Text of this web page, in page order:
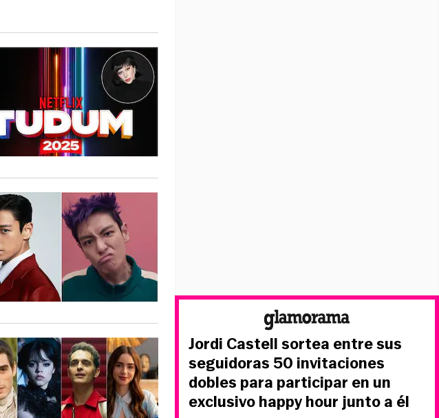
Jordi Castell sortea entre sus
seguidoras 50 invitaciones
dobles para participar en un
exclusivo happy hour junto a él